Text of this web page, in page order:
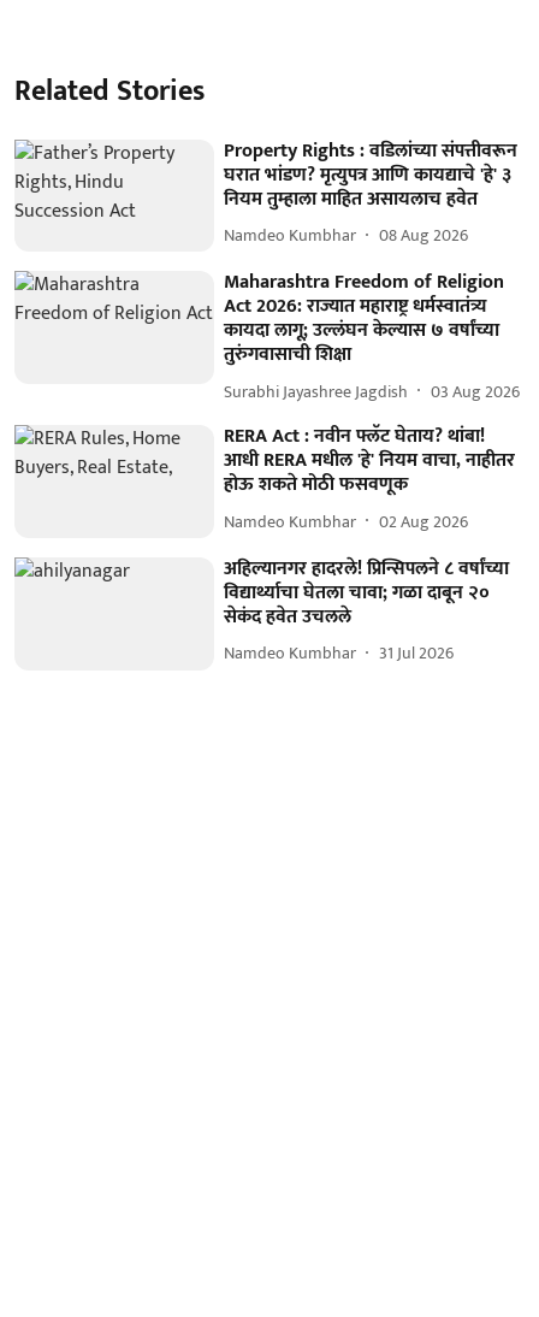
Related Stories
Property Rights : वडिलांच्या संपत्तीवरून
घरात भांडण? मृत्युपत्र आणि कायद्याचे 'हे' ३
नियम तुम्हाला माहित असायलाच हवेत
Namdeo Kumbhar 08 Aug 2026
Maharashtra Freedom of Religion
Act 2026: राज्यात महाराष्ट्र धर्मस्वातंत्र्य
कायदा लागू; उल्लंघन केल्यास ७ वर्षांच्या
तुरुंगवासाची शिक्षा
Surabhi Jayashree Jagdish 03 Aug 2026
RERA Act : नवीन फ्लॅट घेताय? थांबा!
आधी RERA मधील 'हे' नियम वाचा, नाहीतर
होऊ शकते मोठी फसवणूक
Namdeo Kumbhar 02 Aug 2026
अहिल्यानगर हादरले! प्रिन्सिपलने ८ वर्षांच्या
विद्यार्थ्याचा घेतला चावा; गळा दाबून २०
सेकंद हवेत उचलले
Namdeo Kumbhar 31 Jul 2026